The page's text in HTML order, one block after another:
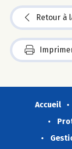
Retour à
Accueil